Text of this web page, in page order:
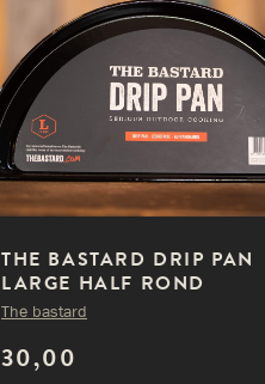
THE BASTARD DRIP PAN
LARGE HALF ROND
30,00
The bastard